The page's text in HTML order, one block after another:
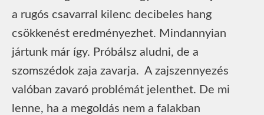
a rugós csavarral kilenc decibeles hang
csökkenést eredményezhet. Mindannyian
jártunk már így. Próbálsz aludni, de a
szomszédok zaja zavarja. A zajszennyezés
valóban zavaró problémát jelenthet. De mi
lenne, ha a megoldás nem a falakban